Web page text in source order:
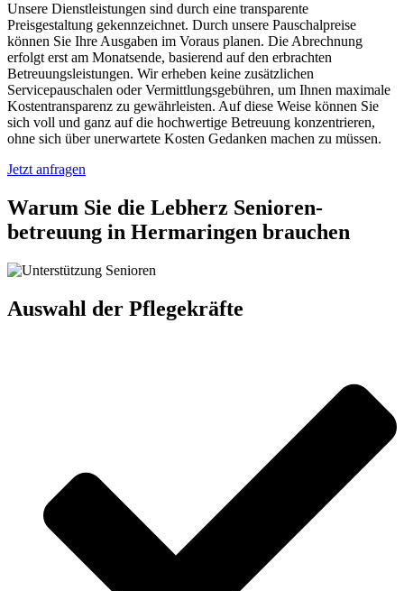
Unsere Dienstleistungen sind durch eine transparente
Preisgestaltung gekennzeichnet. Durch unsere Pauschalpreise
können Sie Ihre Ausgaben im Voraus planen. Die Abrechnung
erfolgt erst am Monatsende, basierend auf den erbrachten
Betreuungsleistungen. Wir erheben keine zusätzlichen
Servicepauschalen oder Vermittlungsgebühren, um Ihnen maximale
Kostentransparenz zu gewährleisten. Auf diese Weise können Sie
sich voll und ganz auf die hochwertige Betreuung konzentrieren,
ohne sich über unerwartete Kosten Gedanken machen zu müssen.
Jetzt anfragen
Warum Sie die Lebherz Senioren­
betreuung in Hermaringen brauchen
Auswahl der Pflegekräfte